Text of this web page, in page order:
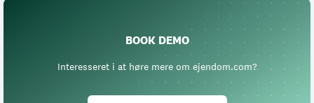
BOOK DEMO
Interesseret i at høre mere om ejendom.com?